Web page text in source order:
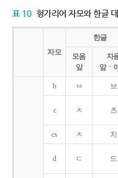
표 10 헝가리어 자모와 한글
자모
한글
모음
앞
자
앞ㆍ
b ㅂ 브
c ㅊ 츠
cs ㅊ 치
d ㄷ 드